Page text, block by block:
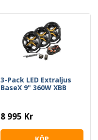
3-Pack LED Extraljus
BaseX 9" 360W XBB
8 995 Kr